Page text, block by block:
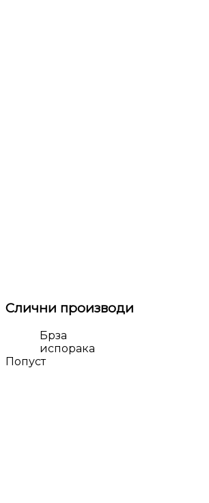
Слични производи
Брза
испорака
Попуст